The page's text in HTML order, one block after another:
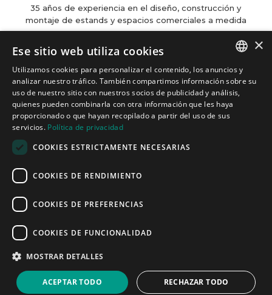
35 años de experiencia en el diseño, construcción y
montaje de estands y espacios comerciales a medida
Contacto

Carrer de Martí l’Humà, 4-6-8, Local 7-B,
08850 Gavà, Barcelona
 informacion@cotacreativa.com
  
Estands de diseño
Servicios
Política de cookies
SPANISH
CATALAN
×
Ese sitio web utiliza cookies
Utilizamos cookies para personalizar el contenido, los anuncios y
analizar nuestro tráfico. También compartimos información sobre su
uso de nuestro sitio con nuestros socios de publicidad y análisis,
quienes pueden combinarla con otra información que les haya
proporcionado o que hayan recopilado a partir del uso de sus
servicios. Política de privacidad
COOKIES ESTRICTAMENTE NECESARIAS
COOKIES DE RENDIMIENTO
COOKIES DE PREFERENCIAS
COOKIES DE FUNCIONALIDAD
MOSTRAR DETALLES
ACEPTAR TODO RECHAZAR TODO